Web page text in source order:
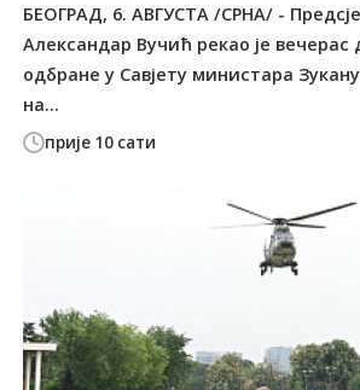
прије 10 сати
БЕОГРАД, 6. АВГУСТА /СРНА/ -
Александар Вучић рекао је вечерас
одбране у Савјету министара
на...